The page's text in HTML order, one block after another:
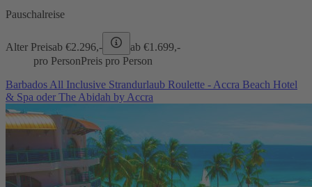
Pauschalreise
Alter Preisab €2.296,- ab €1.699,-
pro PersonPreis pro Person
Barbados All Inclusive Strandurlaub Roulette - Accra Beach Hotel
& Spa oder The Abidah by Accra